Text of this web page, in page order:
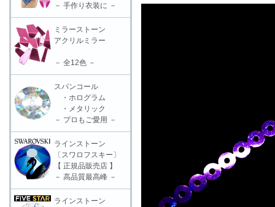
－ 手作り衣装に －
ミラーストーン
アクリルミラー
－ 全12色 －
スパンコール
・ホログラム
・メタリック
－ プロもご愛用 －
ラインストーン
〔スワロフスキー〕
【 正規品販売店 】
－ 高品質最高峰 －
ラインストーン